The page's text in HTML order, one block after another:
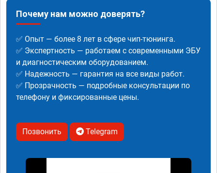
Почему нам можно доверять?
✅ Опыт — более 8 лет в сфере чип-тюнинга.
✅ Экспертность — работаем с современными ЭБУ
и диагностическим оборудованием.
✅ Надежность — гарантия на все виды работ.
✅ Прозрачность — подробные консультации по
телефону и фиксированные цены.
Позвонить Telegram